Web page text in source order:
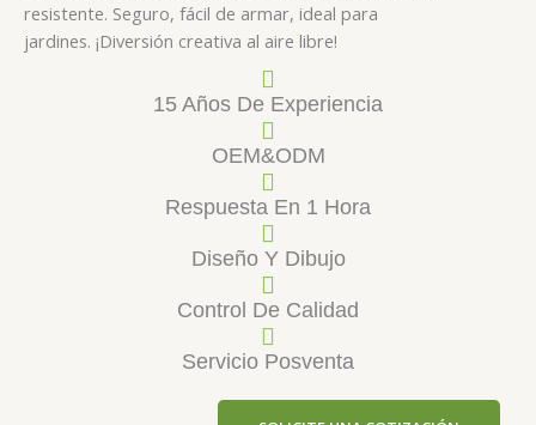
resistente. Seguro, fácil de armar, ideal para
jardines. ¡Diversión creativa al aire libre!
15 Años De Experiencia
OEM&ODM
Respuesta En 1 Hora
Diseño Y Dibujo
Control De Calidad
Servicio Posventa